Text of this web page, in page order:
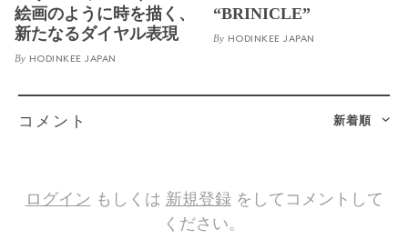
絵画のように時を描く、
新たなるダイヤル表現
By HODINKEE JAPAN
“BRINICLE”
By HODINKEE JAPAN
新着順
コメント
ログインもしくは新規登録をしてコメントして
ください。